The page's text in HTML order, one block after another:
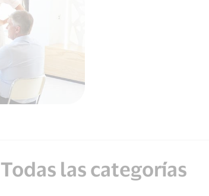
Todas las categorías